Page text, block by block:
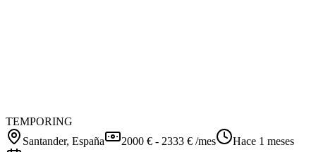
TEMPORING
Santander, España 2000 € - 2333 € /mes
Hace 1 meses